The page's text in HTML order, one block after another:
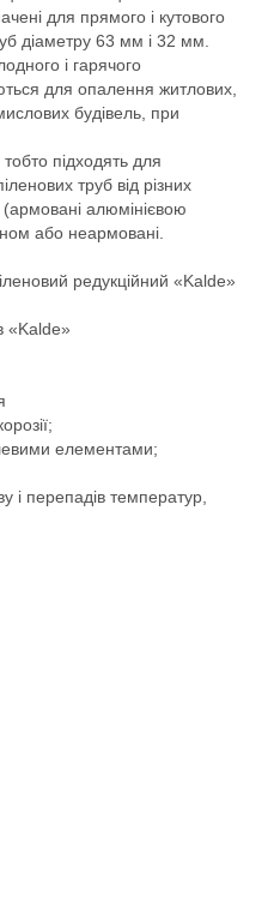
для прямого і кутового
діаметру 63 мм і 32 мм.
і гарячого
для опалення житлових,
будівель, при
підходять для
труб від різних
(армовані алюмінієвою
або неармовані.
редукційний «Kalde»
«Kalde»
елементами;
і перепадів температур,